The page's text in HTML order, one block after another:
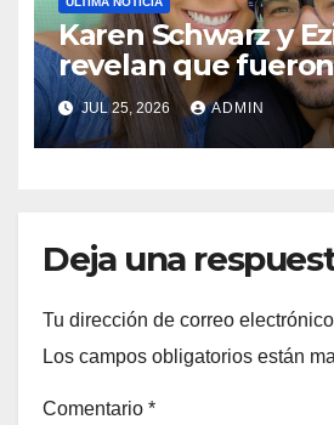
Karen Schwarz y
revelan que
de extorsión antes
Perú para radicar
JUL 25, 2026 ADMIN
Deja una
Tu dirección de correo
Los campos obligatorios están
Comentario *